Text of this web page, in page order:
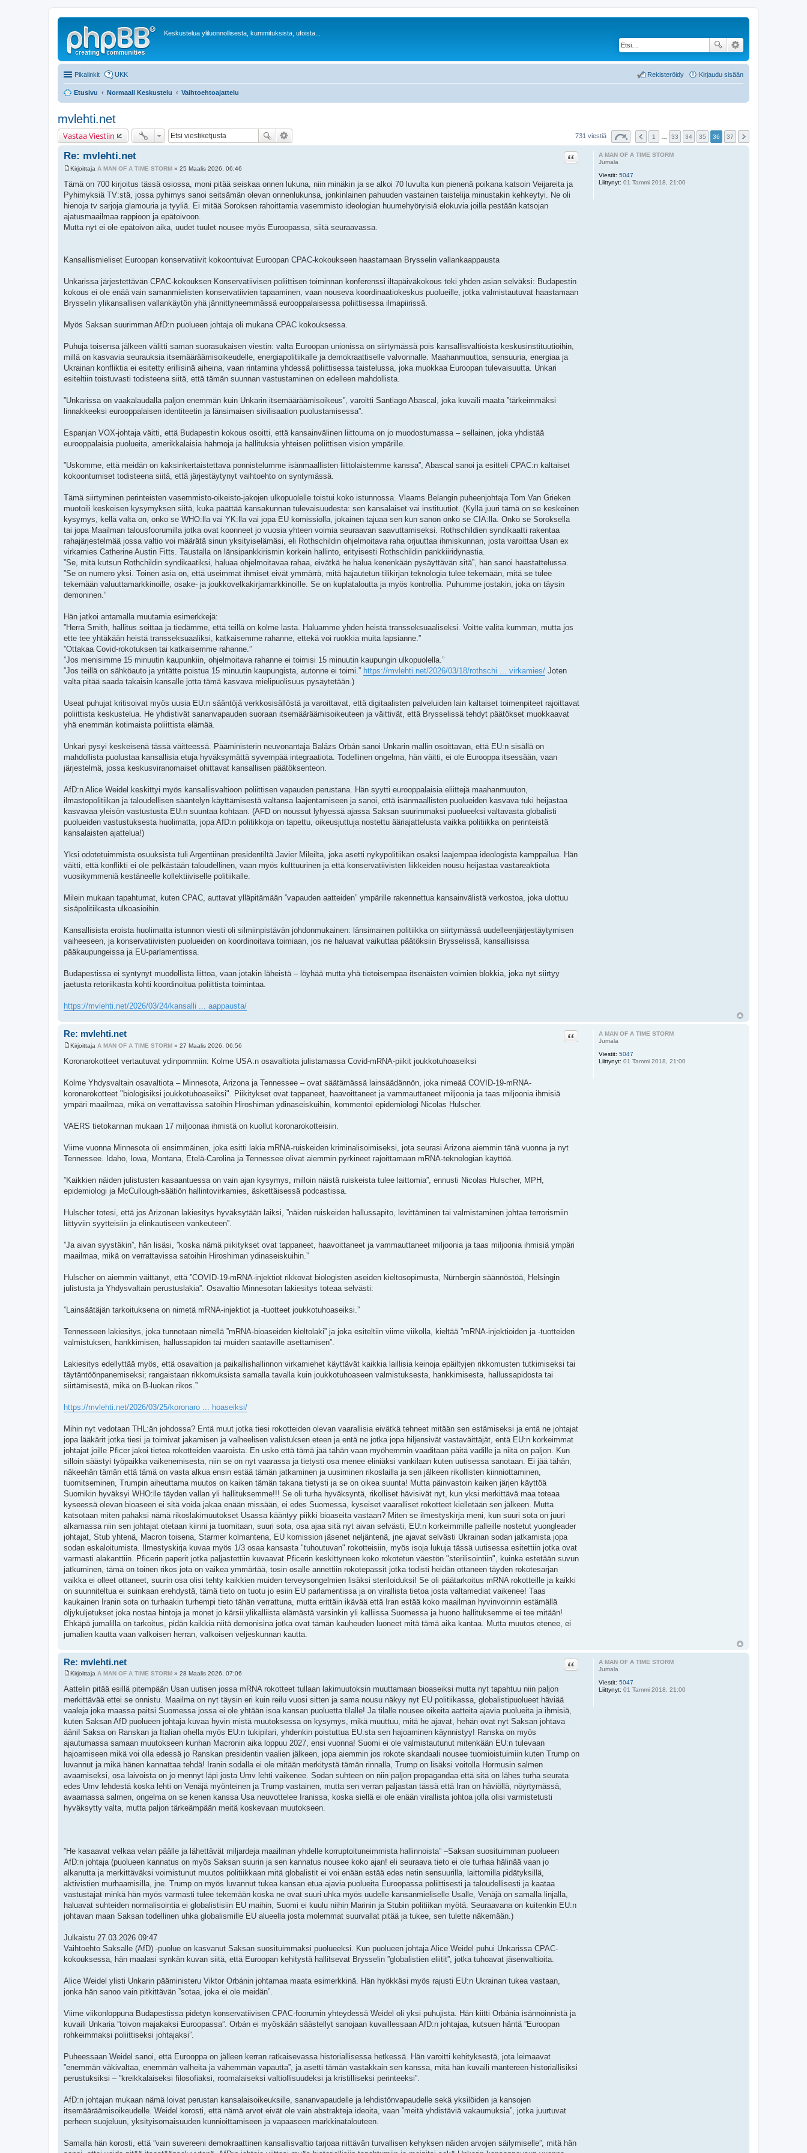
Keskustelua yliluonnollisesta, kummituksista, ufoista...
Pikalinkit UKK Kirjaudu sisään
Rekisteröidy
Etusivu Normaali Keskustelu Vaihtoehtoajattelu
mvlehti.net
Vastaa Viestiin 731 viestiä 1 33 34 35 36 37
A MAN OF A TIME STORM
Jumala
Viestit: 5047
Liittynyt: 01 Tammi 2018, 21:00
Re: mvlehti.net Lainaa
i
e
s
i
Kirjoittaja A MAN OF A TIME STORM » 25 Maalis 2026, 06:46
Tämä on 700 kirjoitus tässä osiossa, moni pitää seiskaa onnen lukuna, niin minäkin ja se alkoi 70 luvulta kun pienenä poikana katsoin Veijareita ja
Pyhimyksiä TV:stä, jossa pyhimys sanoi seitsämän olevan onnenlukunsa, jonkinlainen pahuuden vastainen taistelija minustakin kehkeytyi. Ne oli
hienoja tv sarjoja glamouria ja tyyliä. Ei mitää Soroksen rahoittamia vasemmisto ideologian huumehyöryisiä elokuvia joilla pestään katsojan
ajatusmaailmaa rappioon ja epätoivoon.
Mutta nyt ei ole epätoivon aika, uudet tuulet nousee myös Euroopassa, siitä seuraavassa.
Kansallismieliset Euroopan konservatiivit kokoontuivat Euroopan CPAC-kokoukseen haastamaan Brysselin vallankaappausta
Unkarissa järjestettävän CPAC-kokouksen Konservatiivisen poliittisen toiminnan konferenssi iltapäiväkokous teki yhden asian selväksi: Budapestin
kokous ei ole enää vain samanmielisten konservatiivien tapaaminen, vaan nouseva koordinaatiokeskus puolueille, jotka valmistautuvat haastamaan
Brysselin ylikansallisen vallankäytön yhä jännittyneemmässä eurooppalaisessa poliittisessa ilmapiirissä.
Myös Saksan suurimman AfD:n puolueen johtaja oli mukana CPAC kokouksessa.
Puhuja toisensa jälkeen välitti saman suorasukaisen viestin: valta Euroopan unionissa on siirtymässä pois kansallisvaltioista keskusinstituutioihin,
millä on kasvavia seurauksia itsemääräämisoikeudelle, energiapolitiikalle ja demokraattiselle valvonnalle. Maahanmuuttoa, sensuuria, energiaa ja
Ukrainan konfliktia ei esitetty erillisinä aiheina, vaan rintamina yhdessä poliittisessa taistelussa, joka muokkaa Euroopan tulevaisuutta. Unkari
esiteltiin toistuvasti todisteena siitä, että tämän suunnan vastustaminen on edelleen mahdollista.
”Unkarissa on vaakalaudalla paljon enemmän kuin Unkarin itsemääräämisoikeus”, varoitti Santiago Abascal, joka kuvaili maata ”tärkeimmäksi
linnakkeeksi eurooppalaisen identiteetin ja länsimaisen sivilisaation puolustamisessa”.
Espanjan VOX-johtaja väitti, että Budapestin kokous osoitti, että kansainvälinen liittouma on jo muodostumassa – sellainen, joka yhdistää
eurooppalaisia puolueita, amerikkalaisia hahmoja ja hallituksia yhteisen poliittisen vision ympärille.
”Uskomme, että meidän on kaksinkertaistettava ponnistelumme isänmaallisten liittolaistemme kanssa”, Abascal sanoi ja esitteli CPAC:n kaltaiset
kokoontumiset todisteena siitä, että järjestäytynyt vaihtoehto on syntymässä.
Tämä siirtyminen perinteisten vasemmisto-oikeisto-jakojen ulkopuolelle toistui koko istunnossa. Vlaams Belangin puheenjohtaja Tom Van Grieken
muotoili keskeisen kysymyksen siitä, kuka päättää kansakunnan tulevaisuudesta: sen kansalaiset vai instituutiot. (Kyllä juuri tämä on se keskeinen
kysymys, kellä valta on, onko se WHO:lla vai YK:lla vai jopa EU komissiolla, jokainen tajuaa sen kun sanon onko se CIA:lla. Onko se Soroksella
tai jopa Maailman talousfoorumilla jotka ovat koonneet jo vuosia yhteen voimia seuraavan saavuttamiseksi. Rothschildien syndikaatti rakentaa
rahajärjestelmää jossa valtio voi määrätä sinun yksityiselämäsi, eli Rothschildin ohjelmoitava raha orjuuttaa ihmiskunnan, josta varoittaa Usan ex
virkamies Catherine Austin Fitts. Taustalla on länsipankkirismin korkein hallinto, erityisesti Rothschildin pankkiiridynastia.
”Se, mitä kutsun Rothchildin syndikaatiksi, haluaa ohjelmoitavaa rahaa, eivätkä he halua kenenkään pysäyttävän sitä”, hän sanoi haastattelussa.
”Se on numero yksi. Toinen asia on, että useimmat ihmiset eivät ymmärrä, mitä hajautetun tilikirjan teknologia tulee tekemään, mitä se tulee
tekemään valuuttamarkkinoille, osake- ja joukkovelkakirjamarkkinoille. Se on kuplataloutta ja myös kontrollia. Puhumme jostakin, joka on täysin
demoninen.”
Hän jatkoi antamalla muutamia esimerkkejä:
”Herra Smith, hallitus soittaa ja tiedämme, että teillä on kolme lasta. Haluamme yhden heistä transseksuaaliseksi. Voitte valita kumman, mutta jos
ette tee yhtäkään heistä transseksuaaliksi, katkaisemme rahanne, ettekä voi ruokkia muita lapsianne.”
”Ottakaa Covid-rokotuksen tai katkaisemme rahanne.”
”Jos menisimme 15 minuutin kaupunkiin, ohjelmoitava rahanne ei toimisi 15 minuutin kaupungin ulkopuolella.”
”Jos teillä on sähköauto ja yritätte poistua 15 minuutin kaupungista, autonne ei toimi.” https://mvlehti.net/2026/03/18/rothschi ... virkamies/ Joten
valta pitää saada takaisin kansalle jotta tämä kasvava mielipuolisuus pysäytetään.)
Useat puhujat kritisoivat myös uusia EU:n sääntöjä verkkosisällöstä ja varoittavat, että digitaalisten palveluiden lain kaltaiset toimenpiteet rajoittavat
poliittista keskustelua. He yhdistivät sananvapauden suoraan itsemääräämisoikeuteen ja väittivät, että Brysselissä tehdyt päätökset muokkaavat
yhä enemmän kotimaista poliittista elämää.
Unkari pysyi keskeisenä tässä väitteessä. Pääministerin neuvonantaja Balázs Orbán sanoi Unkarin mallin osoittavan, että EU:n sisällä on
mahdollista puolustaa kansallisia etuja hyväksymättä syvempää integraatiota. Todellinen ongelma, hän väitti, ei ole Eurooppa itsessään, vaan
järjestelmä, jossa keskusviranomaiset ohittavat kansallisen päätöksenteon.
AfD:n Alice Weidel keskittyi myös kansallisvaltioon poliittisen vapauden perustana. Hän syytti eurooppalaisia eliittejä maahanmuuton,
ilmastopolitiikan ja taloudellisen sääntelyn käyttämisestä valtansa laajentamiseen ja sanoi, että isänmaallisten puolueiden kasvava tuki heijastaa
kasvavaa yleisön vastustusta EU:n suuntaa kohtaan. (AFD on noussut lyhyessä ajassa Saksan suurimmaksi puolueeksi valtavasta globalisti
puolueiden vastustuksesta huolimatta, jopa AfD:n politikkoja on tapettu, oikeusjuttuja nostettu ääriajattelusta vaikka politiikka on perinteistä
kansalaisten ajattelua!)
Yksi odotetuimmista osuuksista tuli Argentiinan presidentiltä Javier Mileilta, joka asetti nykypolitiikan osaksi laajempaa ideologista kamppailua. Hän
väitti, että konflikti ei ole pelkästään taloudellinen, vaan myös kulttuurinen ja että konservatiivisten liikkeiden nousu heijastaa vastareaktiota
vuosikymmeniä kestäneelle kollektiiviselle politiikalle.
Milein mukaan tapahtumat, kuten CPAC, auttavat ylläpitämään ”vapauden aatteiden” ympärille rakennettua kansainvälistä verkostoa, joka ulottuu
sisäpolitiikasta ulkoasioihin.
Kansallisista eroista huolimatta istunnon viesti oli silmiinpistävän johdonmukainen: länsimainen politiikka on siirtymässä uudelleenjärjestäytymisen
vaiheeseen, ja konservatiivisten puolueiden on koordinoitava toimiaan, jos ne haluavat vaikuttaa päätöksiin Brysselissä, kansallisissa
pääkaupungeissa ja EU-parlamentissa.
Budapestissa ei syntynyt muodollista liittoa, vaan jotakin läheistä – löyhää mutta yhä tietoisempaa itsenäisten voimien blokkia, joka nyt siirtyy
jaetusta retoriikasta kohti koordinoitua poliittista toimintaa.
https://mvlehti.net/2026/03/24/kansalli ... aappausta/
A MAN OF A TIME STORM
Jumala
Viestit: 5047
Liittynyt: 01 Tammi 2018, 21:00
Re: mvlehti.net Lainaa
e
i
Kirjoittaja A MAN OF A TIME STORM » 27 Maalis 2026, 06:56
Koronarokotteet vertautuvat ydinpommiin: Kolme USA:n osavaltiota julistamassa Covid-mRNA-piikit joukkotuhoaseiksi
Kolme Yhdysvaltain osavaltiota – Minnesota, Arizona ja Tennessee – ovat säätämässä lainsäädännön, joka nimeää COVID-19-mRNA-
koronarokotteet "biologisiksi joukkotuhoaseiksi". Piikitykset ovat tappaneet, haavoittaneet ja vammauttaneet miljoonia ja taas miljoonia ihmisiä
ympäri maailmaa, mikä on verrattavissa satoihin Hiroshiman ydinaseiskuihin, kommentoi epidemiologi Nicolas Hulscher.
VAERS tietokannan mukaan 17 miljoonaa ihmistä on kuollut koronarokotteisiin.
Viime vuonna Minnesota oli ensimmäinen, joka esitti lakia mRNA-ruiskeiden kriminalisoimiseksi, jota seurasi Arizona aiemmin tänä vuonna ja nyt
Tennessee. Idaho, Iowa, Montana, Etelä-Carolina ja Tennessee olivat aiemmin pyrkineet rajoittamaan mRNA-teknologian käyttöä.
”Kaikkien näiden julistusten kasaantuessa on vain ajan kysymys, milloin näistä ruiskeista tulee laittomia”, ennusti Nicolas Hulscher, MPH,
epidemiologi ja McCullough-säätiön hallintovirkamies, äskettäisessä podcastissa.
Hulscher totesi, että jos Arizonan lakiesitys hyväksytään laiksi, ”näiden ruiskeiden hallussapito, levittäminen tai valmistaminen johtaa terrorismiin
liittyviin syytteisiin ja elinkautiseen vankeuteen”.
”Ja aivan syystäkin”, hän lisäsi, ”koska nämä piikitykset ovat tappaneet, haavoittaneet ja vammauttaneet miljoonia ja taas miljoonia ihmisiä ympäri
maailmaa, mikä on verrattavissa satoihin Hiroshiman ydinaseiskuihin.”
Hulscher on aiemmin väittänyt, että ”COVID-19-mRNA-injektiot rikkovat biologisten aseiden kieltosopimusta, Nürnbergin säännöstöä, Helsingin
julistusta ja Yhdysvaltain perustuslakia”. Osavaltio Minnesotan lakiesitys toteaa selvästi:
”Lainsäätäjän tarkoituksena on nimetä mRNA-injektiot ja -tuotteet joukkotuhoaseiksi.”
Tennesseen lakiesitys, joka tunnetaan nimellä ”mRNA-bioaseiden kieltolaki” ja joka esiteltiin viime viikolla, kieltää ”mRNA-injektioiden ja -tuotteiden
valmistuksen, hankkimisen, hallussapidon tai muiden saataville asettamisen”.
Lakiesitys edellyttää myös, että osavaltion ja paikallishallinnon virkamiehet käyttävät kaikkia laillisia keinoja epäiltyjen rikkomusten tutkimiseksi tai
täytäntöönpanemiseksi; rangaistaan rikkomuksista samalla tavalla kuin joukkotuhoaseen valmistuksesta, hankkimisesta, hallussapidosta tai
siirtämisestä, mikä on B-luokan rikos.”
https://mvlehti.net/2026/03/25/koronaro ... hoaseiksi/
Mihin nyt vedotaan THL:än johdossa? Entä muut jotka tiesi rokotteiden olevan vaarallisia eivätkä tehneet mitään sen estämiseksi ja entä ne johtajat
jopa lääkärit jotka tiesi ja toimivat jakamisen ja valheelisen valistuksen eteen ja entä ne jotka jopa hiljensivät vastaväittäjät, entä EU:n korkeimmat
johtajat joille Pficer jakoi tietoa rokotteiden vaaroista. En usko että tämä jää tähän vaan myöhemmin vaaditaan päitä vadille ja niitä on paljon. Kun
silloin säästyi työpaikka vaikenemisesta, niin se on nyt vaarassa ja tietysti osa menee eliniäksi vankilaan kuten uutisessa sanotaan. Ei jää tähän,
näkeehän tämän että tämä on vasta alkua ensin estää tämän jatkaminen ja uusiminen rikoslailla ja sen jälkeen rikollisten kiinniottaminen,
tuomitseminen, Trumpin aiheuttama muutos on kaiken tämän takana tietysti ja se on oikea suunta! Mutta päinvastoin kaiken järjen käyttöä
Suomikin hyväksyi WHO:lle täyden vallan yli hallituksemme!!! Se oli turha hyväksyntä, rikolliset hävisivät nyt, kun yksi merkittävä maa toteaa
kyseessä olevan bioaseen ei sitä voida jakaa enään missään, ei edes Suomessa, kyseiset vaaralliset rokotteet kielletään sen jälkeen. Mutta
katsotaan miten pahaksi nämä rikoslakimuutokset Usassa kääntyy piikki bioaseita vastaan? Miten se ilmestyskirja meni, kun suuri sota on juuri
alkamassa niin sen johtajat otetaan kiinni ja tuomitaan, suuri sota, osa ajaa sitä nyt aivan selvästi, EU:n korkeimmille palleille nostetut yuongleader
johtajat, Stub yhtenä, Macron toisena, Starmer kolmantena, EU komission jäsenet neljäntenä, jne ajavat selvästi Ukrainan sodan jatkamista jopa
sodan eskaloitumista. Ilmestyskirja kuvaa myös 1/3 osaa kansasta "tuhoutuvan" rokotteisiin, myös isoja lukuja tässä uutisessa esitettiin jotka ovat
varmasti alakanttiin. Pficerin paperit jotka paljastettiin kuvaavat Pficerin keskittyneen koko rokotetun väestön "sterilisointiin", kuinka estetään suvun
jatkuminen, tämä on toinen rikos jota on vaikea ymmärtää, tosin osalle annettiin rokotepassit jotka todisti heidän ottaneen täyden rokotesarjan
vaikka ei olleet ottaneet, suurin osa olisi tehty kaikkien muiden terveysongelmien lisäksi steriloiduksi! Se oli päätarkoitus mRNA rokotteille ja kaikki
on suunniteltua ei suinkaan erehdystä, tämä tieto on tuotu jo esiin EU parlamentissa ja on virallista tietoa josta valtamediat vaikenee! Taas
kaukainen Iranin sota on turhaakin turhempi tieto tähän verrattuna, mutta erittäin ikävää että Iran estää koko maailman hyvinvoinnin estämällä
öljykuljetukset joka nostaa hintoja ja monet jo kärsii ylikalliista elämästä varsinkin yli kalliissa Suomessa ja huono hallituksemme ei tee mitään!
Ehkäpä jumalilla on tarkoitus, pidän kaikkia niitä demonisina jotka ovat tämän kauheuden luoneet mitä tämä aika kantaa. Mutta muutos etenee, ei
jumalien kautta vaan valkoisen herran, valkoisen veljeskunnan kautta.
A MAN OF A TIME STORM
Jumala
Viestit: 5047
Liittynyt: 01 Tammi 2018, 21:00
Re: mvlehti.net Lainaa
e
s
i
Kirjoittaja A MAN OF A TIME STORM » 28 Maalis 2026, 07:06
Aattelin pitää esillä pitempään Usan uutisen jossa mRNA rokotteet tullaan lakimuutoksin muuttamaan bioaseiksi mutta nyt tapahtuu niin paljon
merkittävää ettei se onnistu. Maailma on nyt täysin eri kuin reilu vuosi sitten ja sama nousu näkyy nyt EU politiikassa, globalistipuolueet häviää
vaaleja joka maassa paitsi Suomessa jossa ei ole yhtään isoa kansan puoluetta tilalle! Ja tilalle nousee oikeita aatteita ajavia puolueita ja ihmisiä,
kuten Saksan AfD puolueen johtaja kuvaa hyvin mistä muutoksessa on kysymys, mikä muuttuu, mitä he ajavat, hehän ovat nyt Saksan johtava
ääni! Saksa on Ranskan ja Italian ohella myös EU:n tukipilari, yhdenkin poistuttua EU:sta sen hajoaminen käynnistyy! Ranska on myös
ajautumassa samaan muutokseen kunhan Macronin aika loppuu 2027, ensi vuonna! Suomi ei ole valmistautunut mitenkään EU:n tulevaan
hajoamiseen mikä voi olla edessä jo Ranskan presidentin vaalien jälkeen, jopa aiemmin jos rokote skandaali nousee tuomioistuimiin kuten Trump on
luvannut ja mikä hänen kannattaa tehdä! Iranin sodalla ei ole mitään merkitystä tämän rinnalla, Trump on lisäksi voitolla Hormusin salmen
avaamiseksi, osa laivoista on jo mennyt läpi josta Umv lehti vaikenee. Sodan suhteen on niin paljon propagandaa että sitä on lähes turha seurata
edes Umv lehdestä koska lehti on Venäjä myönteinen ja Trump vastainen, mutta sen verran paljastan tässä että Iran on häviöllä, nöyrtymässä,
avaamassa salmen, ongelma on se kenen kanssa Usa neuvottelee Iranissa, koska siellä ei ole enään virallista johtoa jolla olisi varmistetusti
hyväksytty valta, mutta paljon tärkeämpään meitä koskevaan muutokseen.
”He kasaavat velkaa velan päälle ja lähettävät miljardeja maailman yhdelle korruptoituneimmista hallinnoista” –Saksan suosituimman puolueen
AfD:n johtaja (puolueen kannatus on myös Saksan suurin ja sen kannatus nousee koko ajan! eli seuraava tieto ei ole turhaa hälinää vaan jo
alkanutta ja merkittäväksi voimistunut muutos politiikkaan mitä globalistit ei voi enään estää edes netin sensuurilla, laittomilla pidätyksillä,
aktivistien murhaamisilla, jne. Trump on myös luvannut tukea kansan etua ajavia puolueita Euroopassa poliittisesti ja taloudellisesti ja kaataa
vastustajat minkä hän myös varmasti tulee tekemään koska ne ovat suuri uhka myös uudelle kansanmieliselle Usalle, Venäjä on samalla linjalla,
haluavat suhteiden normalisointia ei globalistisiin EU maihin, Suomi ei kuulu niihin Marinin ja Stubin politiikan myötä. Seuraavana on kuitenkin EU:n
johtavan maan Saksan todellinen uhka globalismille EU alueella josta molemmat suurvallat pitää ja tukee, sen tulette näkemään.)
Julkaistu 27.03.2026 09:47
Vaihtoehto Saksalle (AfD) -puolue on kasvanut Saksan suosituimmaksi puolueeksi. Kun puolueen johtaja Alice Weidel puhui Unkarissa CPAC-
kokouksessa, hän maalasi synkän kuvan siitä, että Euroopan kehitystä hallitsevat Brysselin ”globalistien eliitit”, jotka tuhoavat jäsenvaltioita.
Alice Weidel ylisti Unkarin pääministeru Viktor Orbánin johtamaa maata esimerkkinä. Hän hyökkäsi myös rajusti EU:n Ukrainan tukea vastaan,
jonka hän sanoo vain pitkittävän ”sotaa, joka ei ole meidän”.
Viime viikonloppuna Budapestissa pidetyn konservatiivisen CPAC-foorumin yhteydessä Weidel oli yksi puhujista. Hän kiitti Orbánia isännöinnistä ja
kuvaili Unkaria ”toivon majakaksi Euroopassa”. Orbán ei myöskään säästellyt sanojaan kuvaillessaan AfD:n johtajaa, kutsuen häntä ”Euroopan
rohkeimmaksi poliittiseksi johtajaksi”.
Puheessaan Weidel sanoi, että Eurooppa on jälleen kerran ratkaisevassa historiallisessa hetkessä. Hän varoitti kehityksestä, jota leimaavat
”enemmän väkivaltaa, enemmän valheita ja vähemmän vapautta”, ja asetti tämän vastakkain sen kanssa, mitä hän kuvaili mantereen historiallisiksi
perustuksiksi – ”kreikkalaiseksi filosofiaksi, roomalaiseksi valtiollisuudeksi ja kristilliseksi perinteeksi”.
AfD:n johtajan mukaan nämä loivat perustan kansalaisoikeuksille, sananvapaudelle ja lehdistönvapaudelle sekä yksilöiden ja kansojen
itsemääräämisoikeudelle. Weidel korosti, että nämä arvot eivät ole vain abstrakteja ideoita, vaan ”meitä yhdistäviä vakaumuksia”, jotka juurtuvat
perheen suojeluun, yksityisomaisuuden kunnioittamiseen ja vapaaseen markkinatalouteen.
Samalla hän korosti, että ”vain suvereeni demokraattinen kansallisvaltio tarjoaa riittävän turvallisen kehyksen näiden arvojen säilymiselle”, mitä hän